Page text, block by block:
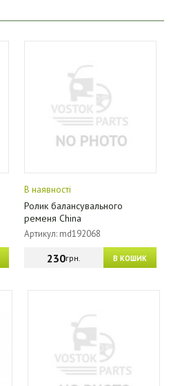
В наявності
Ролик балансувального
ременя China
Артикул: md192068
В КОШИК
230грн.